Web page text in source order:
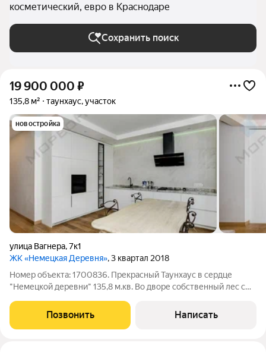
косметический, евро в Краснодаре
Сохранить поиск
19 900 000 ₽
135,8 м² таунхаус, участок
новостройка
улица Вагнера,7к1
ЖК «Немецкая Деревня», 3 квартал 2018
Номер объекта: 1700836. Прекрасный Таунхаус в сердце
"Немецкой деревни" 135,8 м.кв. Во дворе собственный лес с
зеленью и свежестью и это особое удовольствие скрыться в
тени собственного леса сделав
Позвонить Написать